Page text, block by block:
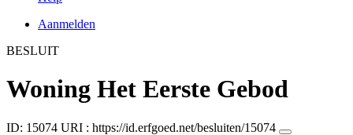
Aanmelden
BESLUIT
Woning Het Eerste Gebod
ID: 15074 URI : https://id.erfgoed.net/besluiten/15074